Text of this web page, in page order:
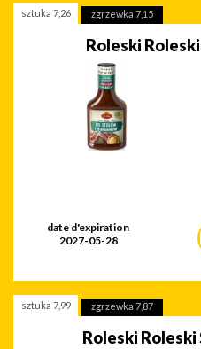
sztuka 7,26 zgrzewka 7,15
Roleski
date d'expiration
2027-05-28
sztuka 7,99 zgrzewka 7,87
Roleski Roleski